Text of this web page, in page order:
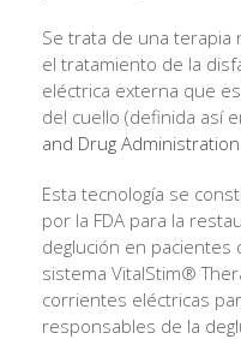
Se trata de una terapia
el tratamiento de la
eléctrica externa que
del cuello (definida así
and Drug Administration
Esta tecnología se
por la FDA para la
deglución en pacientes
sistema VitalStim®
corrientes eléctricas
responsables de la